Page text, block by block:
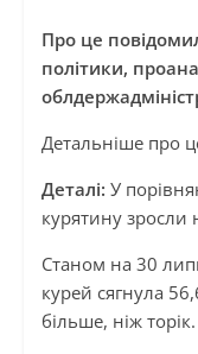
Про це
політики,
Детальніше про
Деталі: У
курятину зросли
Станом на 30
курей сягнула
більше, ніж торік.